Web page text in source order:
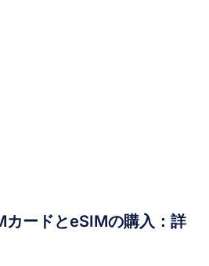
ードとeSIMの購入：詳